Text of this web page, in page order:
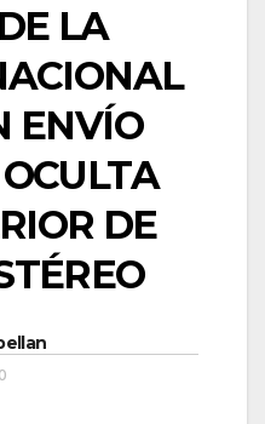
LA
ENVÍO
DE